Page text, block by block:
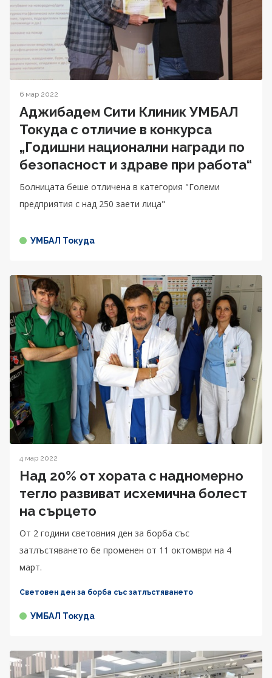
6 мар 2022
Аджибадем Сити Клиник УМБАЛ
Токуда с отличие в конкурса
„Годишни национални награди по
безопасност и здраве при работа“
Болницата беше отличена в категория "Големи
предприятия с над 250 заети лица"
УМБАЛ Токуда
4 мар 2022
Над 20% от хората с надномерно
тегло развиват исхемична болест
на сърцето
От 2 години световния ден за борба със
затлъстяването бе променен от 11 октомври на 4
март.
Световен ден за борба със затлъстяването
УМБАЛ Токуда